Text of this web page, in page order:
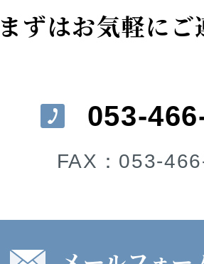
まずはお気軽に
053-
FAX：053-